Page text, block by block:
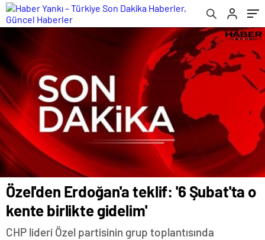
Özel'den Erdoğan'a teklif: '6 Şubat'ta o
kente birlikte gidelim'
CHP lideri Özel partisinin grup toplantısında